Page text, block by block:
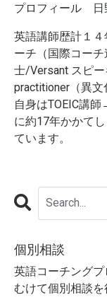
プロフィール 日
英語講師歴計１
ーチ（国際コー
士/Versant スピ
practitioner（異
自身はTOEIC講
に約17年かかて
ています。
個別相談
英語コーチング
むけて個別相談を